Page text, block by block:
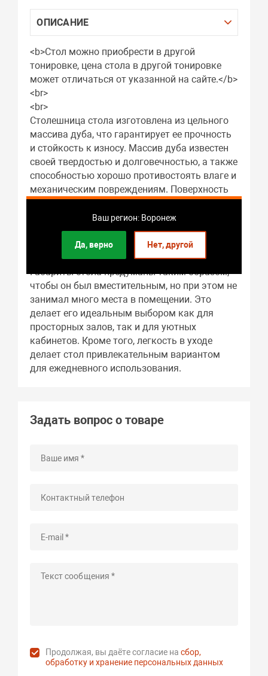
Ваш регион: Воронеж
Да, верно Нет, другой
ОПИСАНИЕ
<b>Стол можно приобрести в другой
тонировке, цена стола в другой тонировке
может отличаться от указанной на сайте.</b>
<br>
<br>
Столешница стола изготовлена из цельного
массива дуба, что гарантирует ее прочность
и стойкость к износу. Массив дуба известен
своей твердостью и долговечностью, а также
способностью хорошо противостоять влаге и
механическим повреждениям. Поверхность
стола обработана специальными составами,
которые подчеркивают естественную
текстуру древесины и защищают ее от
внешних воздействий.<br>
Габариты стола продуманы таким образом,
чтобы он был вместительным, но при этом не
занимал много места в помещении. Это
делает его идеальным выбором как для
просторных залов, так и для уютных
кабинетов. Кроме того, легкость в уходе
делает стол привлекательным вариантом
для ежедневного использования.
Задать вопрос о товаре
Продолжая, вы даёте согласие насбор,
обработку и хранение персональных данных